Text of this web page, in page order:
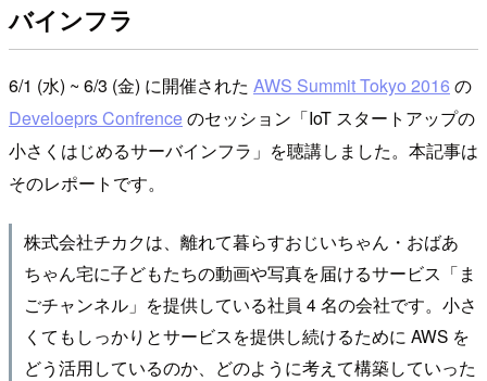
バインフラ
6/1 (水) ~ 6/3 (金) に開催された AWS Summit Tokyo 2016 の
Develoeprs Confrenceのセッション「IoT スタートアップの
小さくはじめるサーバインフラ」を聴講しました。本記事は
そのレポートです。
株式会社チカクは、離れて暮らすおじいちゃん・おばあ
ちゃん宅に子どもたちの動画や写真を届けるサービス「ま
ごチャンネル」を提供している社員 4 名の会社です。小さ
くてもしっかりとサービスを提供し続けるために AWS を
どう活用しているのか、どのように考えて構築していった